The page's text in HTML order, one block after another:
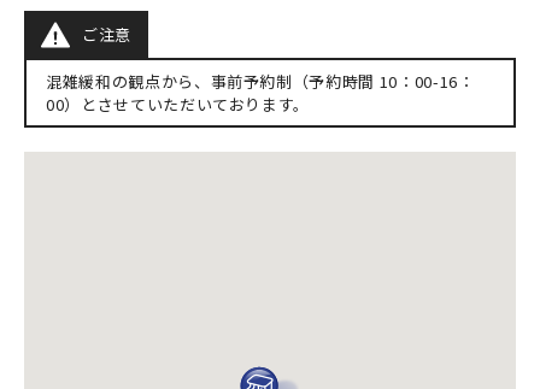
ご注意
混雑緩和の観点から、事前予約制（予約時間 10：00-16：
00）とさせていただいております。